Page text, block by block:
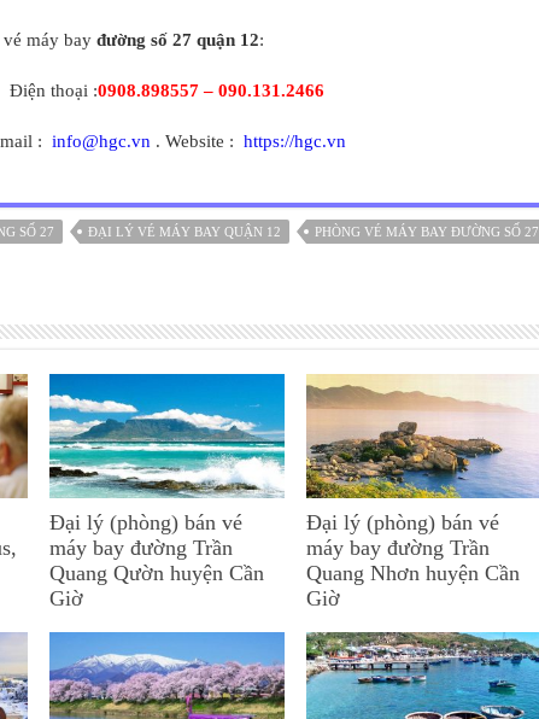
máy bay đường số 27 quận 12:
Điện thoại :0908.898557 – 090.131.2466
: info@hgc.vn . Website : https://hgc.vn
SỐ 27 ĐẠI LÝ VÉ MÁY BAY QUẬN 12
PHÒNG VÉ MÁY BAY ĐƯỜNG SỐ 27
Đại lý (phòng) bán vé
máy bay đường Trần
Quang Qườn huyện Cần
Giờ
Đại lý (phòng) bán vé
máy bay đường Trần
Quang Nhơn huyện Cần
Giờ